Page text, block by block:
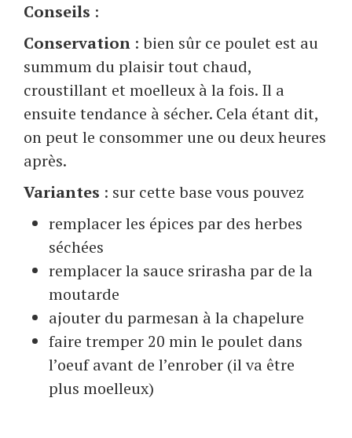
Conseils :
Conservation : bien sûr ce poulet est au
summum du plaisir tout chaud,
croustillant et moelleux à la fois. Il a
ensuite tendance à sécher. Cela étant dit,
on peut le consommer une ou deux heures
après.
Variantes : sur cette base vous pouvez
remplacer les épices par des herbes
séchées
remplacer la sauce srirasha par de la
moutarde
ajouter du parmesan à la chapelure
faire tremper 20 min le poulet dans
l’oeuf avant de l’enrober (il va être
plus moelleux)